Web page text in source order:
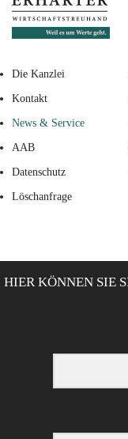
Die Kanzlei
Kontakt
News & Service
AAB
Datenschutz
Löschanfrage
HIER KÖNNEN SIE